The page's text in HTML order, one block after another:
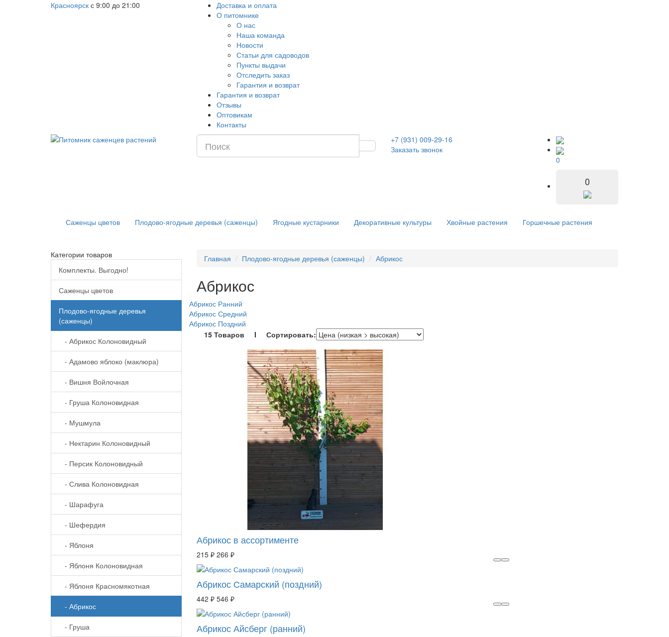
Красноярск с 9:00 до 21:00
Доставка и оплата
О питомнике
О нас
Наша команда
Новости
Статьи для садоводов
Пункты выдачи
Отследить заказ
Гарантия и возврат
Гарантия и возврат
Отзывы
Оптовикам
Контакты
+7 (931) 009-29-16
Заказать звонок
0
0
Саженцы цветов Плодово-ягодные деревья (саженцы) Ягодные кустарники Декоративные культуры Хвойные растения Горшечные растения
Категории товаров
Комплекты. Выгодно!
Саженцы цветов
Плодово-ягодные деревья
(саженцы)
- Абрикос Колоновидный
- Адамово яблоко (маклюра)
- Вишня Войлочная
- Груша Колоновидная
- Мушмула
- Нектарин Колоновидный
- Персик Колоновидный
- Слива Колоновидная
- Шарафуга
- Шефердия
- Яблоня
- Яблоня Колоновидная
- Яблоня Красномякотная
- Абрикос
- Груша
Главная Плодово-ягодные деревья (саженцы) Абрикос
Абрикос
Абрикос Ранний
Абрикос Средний
Абрикос Поздний
15 Товаров I Сортировать:
Абрикос в ассортименте
215 ₽ 266 ₽
Абрикос Самарский (поздний)
442 ₽ 546 ₽
Абрикос Айсберг (ранний)